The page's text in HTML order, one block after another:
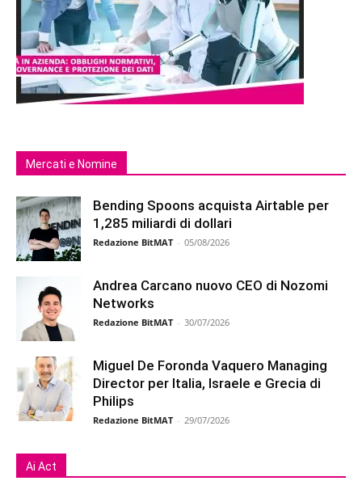
Mercati e Nomine
Bending Spoons acquista Airtable per
1,285 miliardi di dollari
Redazione BitMAT - 05/08/2026
Andrea Carcano nuovo CEO di Nozomi
Networks
Redazione BitMAT - 30/07/2026
Miguel De Foronda Vaquero Managing
Director per Italia, Israele e Grecia di
Philips
Redazione BitMAT - 29/07/2026
Ai Act